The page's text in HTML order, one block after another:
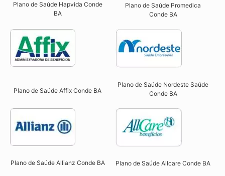
Plano de Saúde Hapvida Conde
BA​
Plano de Saúde Promedica
Conde BA
Plano de Saúde Affix Conde BA​
Plano de Saúde Nordeste Saúde
Conde BA
Plano de Saúde Allianz Conde BA​ Plano de Saúde Allcare Conde BA​